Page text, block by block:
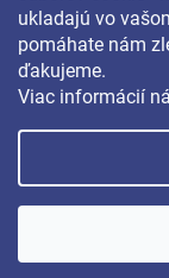
ukladajú vo
pomáhate nám
ďakujeme.
Viac informácií
Copyright